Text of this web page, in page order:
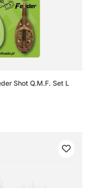
Shot Q.M.F. Set L